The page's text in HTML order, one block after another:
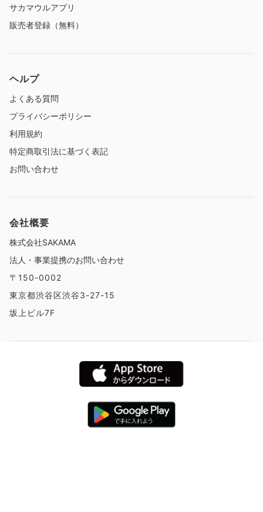
サカマウルアプリ
販売者登録（無料）
ヘルプ
よくある質問
プライバシーポリシー
利用規約
特定商取引法に基づく表記
お問い合わせ
会社概要
株式会社SAKAMA
法人・事業提携のお問い合わせ
〒150-0002
東京都渋谷区渋谷3-27-15
坂上ビル7F